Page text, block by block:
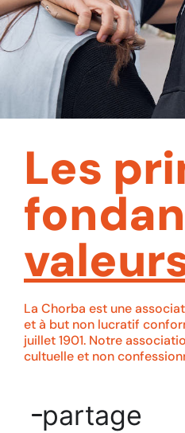
Les
La Chorba est une
et à but non lucratif
juillet 1901. Notre
cultuelle et non
partage